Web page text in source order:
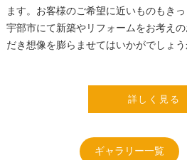
ます。お客様のご希望に近いものもき
宇部市にて新築やリフォームをお考え
だき想像を膨らませてはいかがでしょう
詳しく見る
ギャラリー一覧